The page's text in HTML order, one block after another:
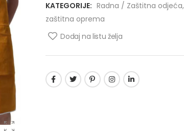
KATEGORIJE: Radna / Zaštitna odjeća,
zaštitna oprema
Dodaj na listu želja